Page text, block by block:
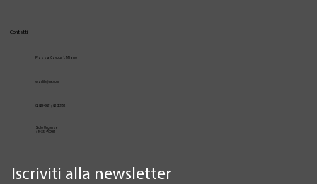
Iscriviti alla newsletter
Contatti
Piazza Cavour 1, Milano
vcarlile@me.com
02 82948631 / 02 653952
Solo Urgenze
+39 3334709981